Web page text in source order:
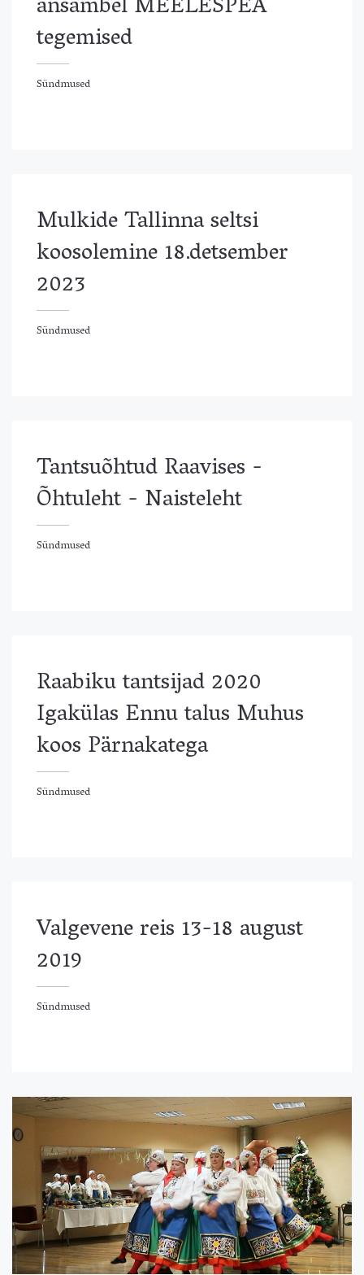
tegemised
Sündmused
Mulkide Tallinna seltsi
koosolemine 18.detsember
2023
Sündmused
Tantsuõhtud Raavises -
Õhtuleht - Naisteleht
Sündmused
Raabiku tantsijad 2020
Igakülas Ennu talus Muhus
koos Pärnakatega
Sündmused
Valgevene reis 13-18 august
2019
Sündmused